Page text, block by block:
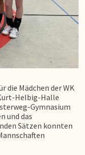
die Mädchen der WK
Helbig-Halle
Gymnasium
und das
Sätzen konnten